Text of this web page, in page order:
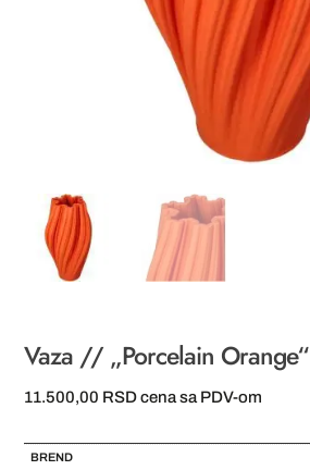
Vaza // „Porcelain Orange“
11.500,00 RSD cena sa PDV-om
BREND